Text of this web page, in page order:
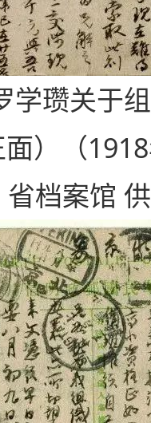
瓒关于
）（
省档案馆